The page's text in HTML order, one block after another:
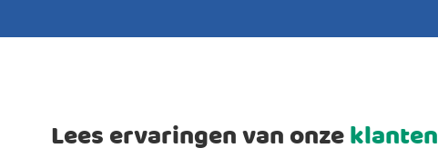
Lees ervaringen van onzeklanten